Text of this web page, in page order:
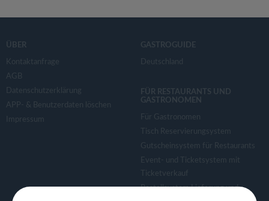
ÜBER
Kontaktanfrage
AGB
Datenschutzerklärung
APP- & Benutzerdaten löschen
Impressum
GASTROGUIDE
Deutschland
FÜR RESTAURANTS UND
GASTRONOMEN
Für Gastronomen
Tisch Reservierungsystem
Gutscheinsystem für Restaurants
Event- und Ticketsystem mit
Ticketverkauf
Bestellsystem Lieferung und